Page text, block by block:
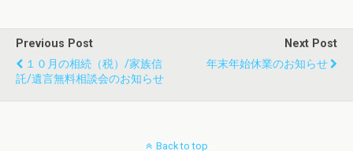
Previous Post
１０月の相続（税）/家族信
託/遺言無料相談会のお知らせ
Next Post
年末年始休業のお知らせ
Back to top